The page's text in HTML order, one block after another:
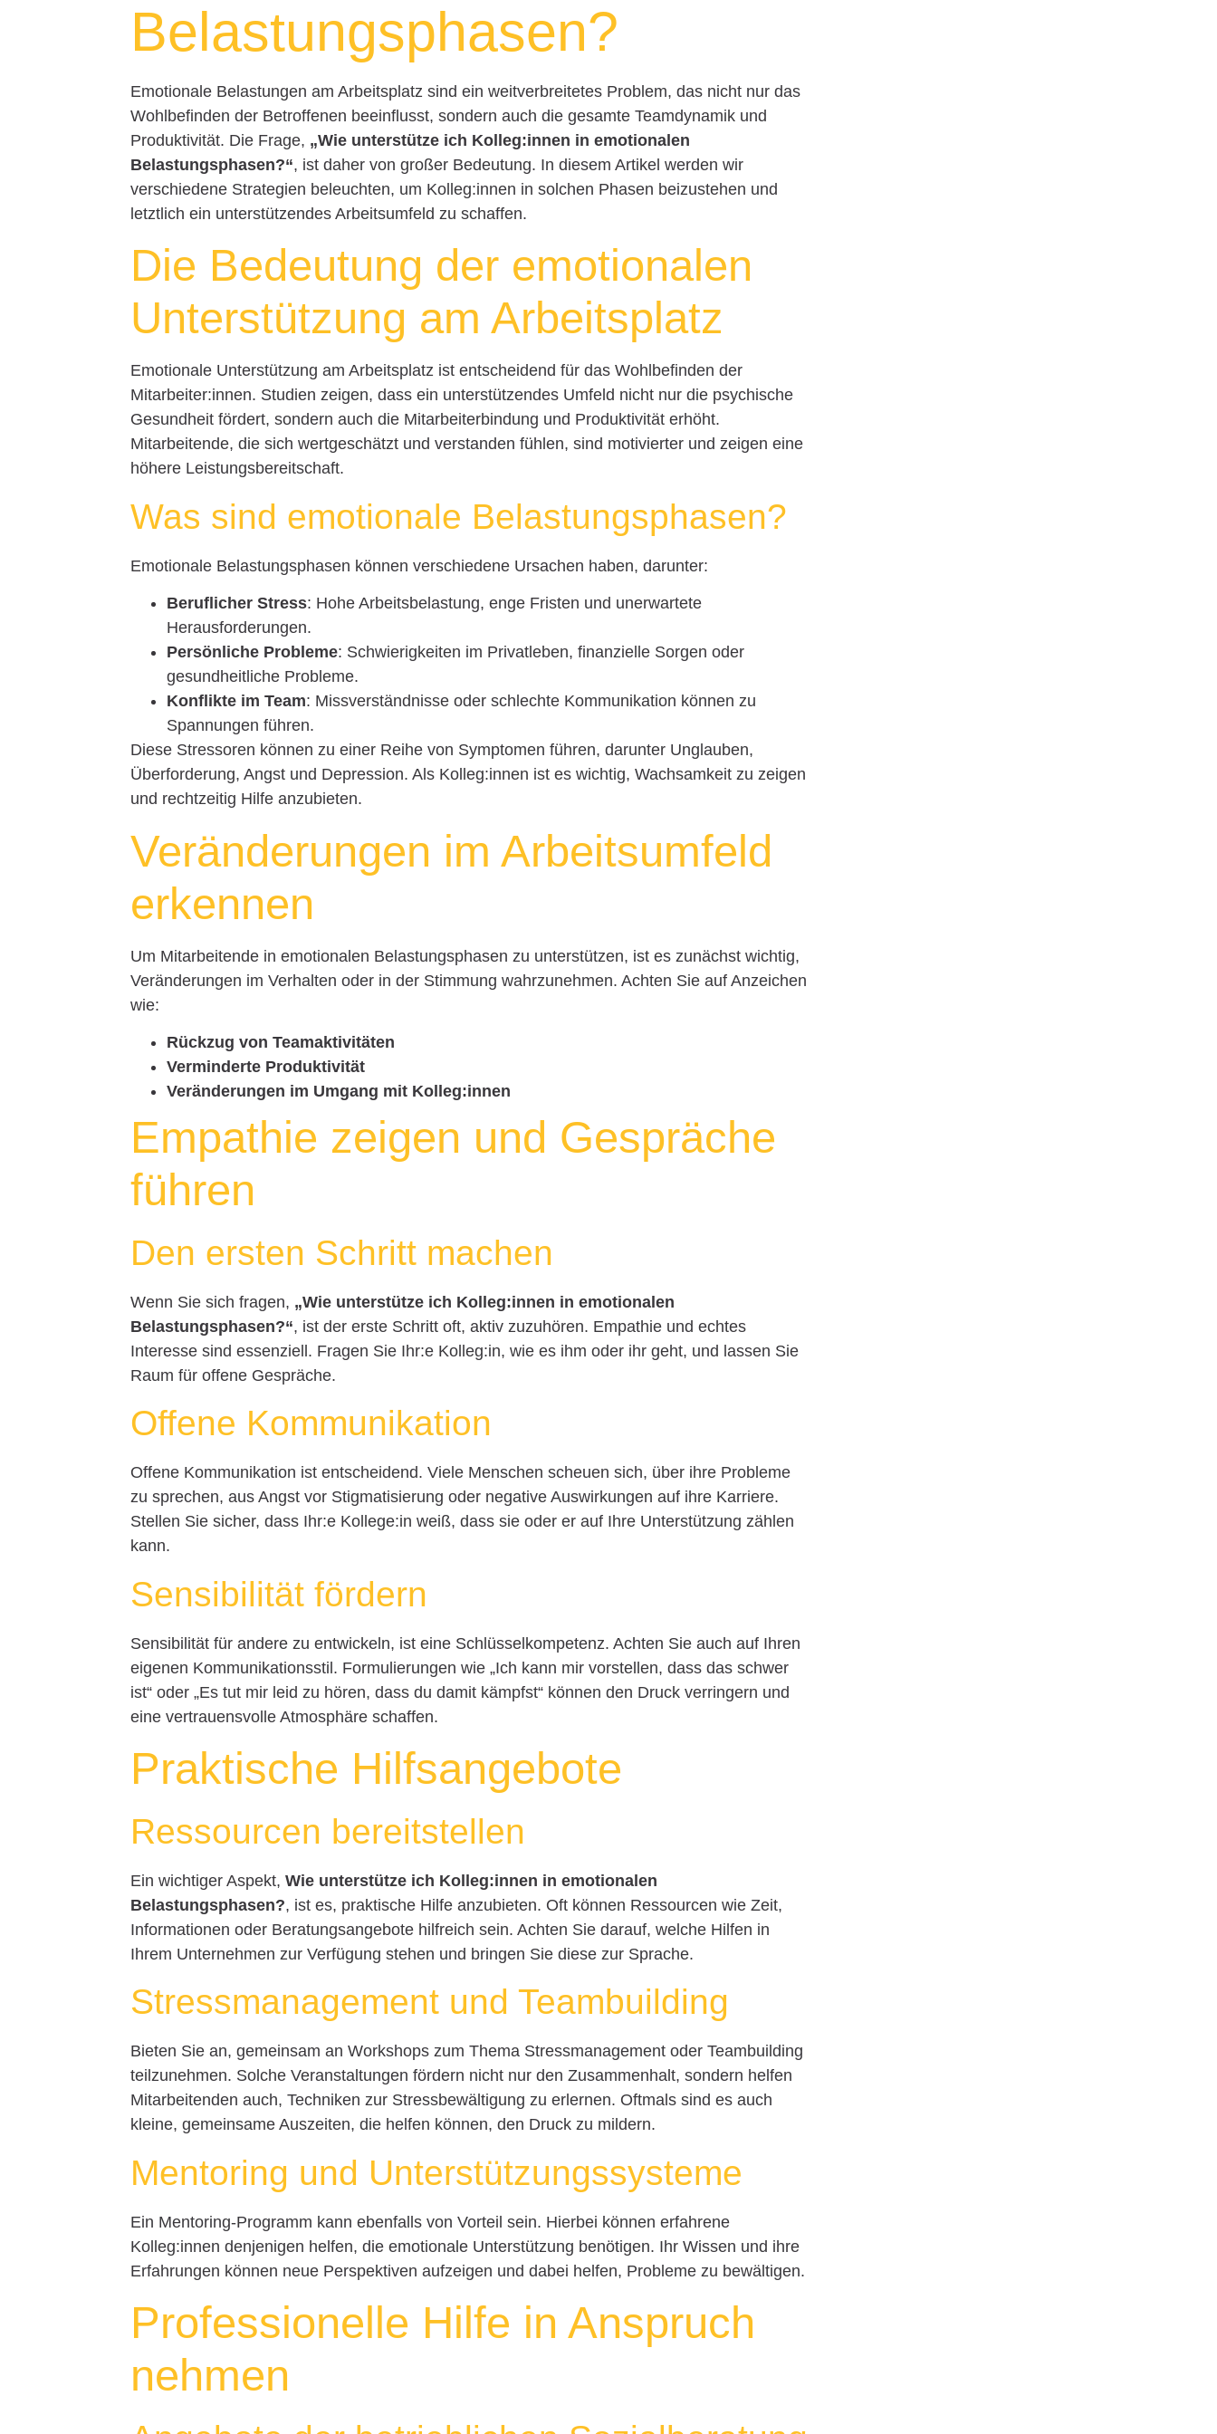
Belastungsphasen?
Emotionale Belastungen am Arbeitsplatz sind ein weitverbreitetes Problem, das nicht nur das
Wohlbefinden der Betroffenen beeinflusst, sondern auch die gesamte Teamdynamik und
Produktivität. Die Frage, „Wie unterstütze ich Kolleg:innen in emotionalen
Belastungsphasen?“, ist daher von großer Bedeutung. In diesem Artikel werden wir
verschiedene Strategien beleuchten, um Kolleg:innen in solchen Phasen beizustehen und
letztlich ein unterstützendes Arbeitsumfeld zu schaffen.
Die Bedeutung der emotionalen
Unterstützung am Arbeitsplatz
Emotionale Unterstützung am Arbeitsplatz ist entscheidend für das Wohlbefinden der
Mitarbeiter:innen. Studien zeigen, dass ein unterstützendes Umfeld nicht nur die psychische
Gesundheit fördert, sondern auch die Mitarbeiterbindung und Produktivität erhöht.
Mitarbeitende, die sich wertgeschätzt und verstanden fühlen, sind motivierter und zeigen eine
höhere Leistungsbereitschaft.
Was sind emotionale Belastungsphasen?
Emotionale Belastungsphasen können verschiedene Ursachen haben, darunter:
Beruflicher Stress: Hohe Arbeitsbelastung, enge Fristen und unerwartete
Herausforderungen.
Persönliche Probleme: Schwierigkeiten im Privatleben, finanzielle Sorgen oder
gesundheitliche Probleme.
Konflikte im Team: Missverständnisse oder schlechte Kommunikation können zu
Spannungen führen.
Diese Stressoren können zu einer Reihe von Symptomen führen, darunter Unglauben,
Überforderung, Angst und Depression. Als Kolleg:innen ist es wichtig, Wachsamkeit zu zeigen
und rechtzeitig Hilfe anzubieten.
Veränderungen im Arbeitsumfeld
erkennen
Um Mitarbeitende in emotionalen Belastungsphasen zu unterstützen, ist es zunächst wichtig,
Veränderungen im Verhalten oder in der Stimmung wahrzunehmen. Achten Sie auf Anzeichen
wie:
Rückzug von Teamaktivitäten
Verminderte Produktivität
Veränderungen im Umgang mit Kolleg:innen
Empathie zeigen und Gespräche
führen
Den ersten Schritt machen
Wenn Sie sich fragen, „Wie unterstütze ich Kolleg:innen in emotionalen
Belastungsphasen?“, ist der erste Schritt oft, aktiv zuzuhören. Empathie und echtes
Interesse sind essenziell. Fragen Sie Ihr:e Kolleg:in, wie es ihm oder ihr geht, und lassen Sie
Raum für offene Gespräche.
Offene Kommunikation
Offene Kommunikation ist entscheidend. Viele Menschen scheuen sich, über ihre Probleme
zu sprechen, aus Angst vor Stigmatisierung oder negative Auswirkungen auf ihre Karriere.
Stellen Sie sicher, dass Ihr:e Kollege:in weiß, dass sie oder er auf Ihre Unterstützung zählen
kann.
Sensibilität fördern
Sensibilität für andere zu entwickeln, ist eine Schlüsselkompetenz. Achten Sie auch auf Ihren
eigenen Kommunikationsstil. Formulierungen wie „Ich kann mir vorstellen, dass das schwer
ist“ oder „Es tut mir leid zu hören, dass du damit kämpfst“ können den Druck verringern und
eine vertrauensvolle Atmosphäre schaffen.
Praktische Hilfsangebote
Ressourcen bereitstellen
Ein wichtiger Aspekt,Wie unterstütze ich Kolleg:innen in emotionalen
Belastungsphasen?, ist es, praktische Hilfe anzubieten. Oft können Ressourcen wie Zeit,
Informationen oder Beratungsangebote hilfreich sein. Achten Sie darauf, welche Hilfen in
Ihrem Unternehmen zur Verfügung stehen und bringen Sie diese zur Sprache.
Stressmanagement und Teambuilding
Bieten Sie an, gemeinsam an Workshops zum Thema Stressmanagement oder Teambuilding
teilzunehmen. Solche Veranstaltungen fördern nicht nur den Zusammenhalt, sondern helfen
Mitarbeitenden auch, Techniken zur Stressbewältigung zu erlernen. Oftmals sind es auch
kleine, gemeinsame Auszeiten, die helfen können, den Druck zu mildern.
Mentoring und Unterstützungssysteme
Ein Mentoring-Programm kann ebenfalls von Vorteil sein. Hierbei können erfahrene
Kolleg:innen denjenigen helfen, die emotionale Unterstützung benötigen. Ihr Wissen und ihre
Erfahrungen können neue Perspektiven aufzeigen und dabei helfen, Probleme zu bewältigen.
Professionelle Hilfe in Anspruch
nehmen